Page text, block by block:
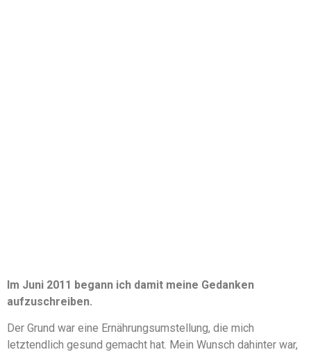
Im Juni 2011 begann ich damit meine Gedanken
aufzuschreiben.
Der Grund war eine Ernährungsumstellung, die mich
letztendlich gesund gemacht hat. Mein Wunsch dahinter war,